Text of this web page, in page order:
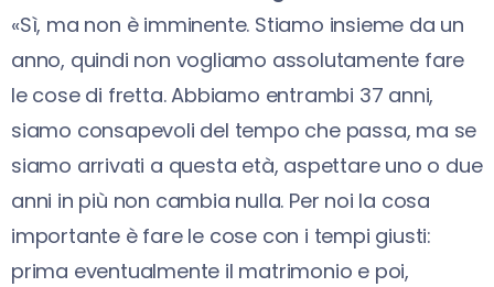
«Sì, ma non è imminente. Stiamo insieme da un
anno, quindi non vogliamo assolutamente fare
le cose di fretta. Abbiamo entrambi 37 anni,
siamo consapevoli del tempo che passa, ma se
siamo arrivati a questa età, aspettare uno o due
anni in più non cambia nulla. Per noi la cosa
importante è fare le cose con i tempi giusti:
prima eventualmente il matrimonio e poi,